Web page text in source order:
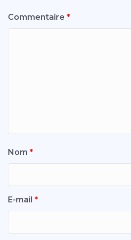
Commentaire *
Nom *
E-mail *